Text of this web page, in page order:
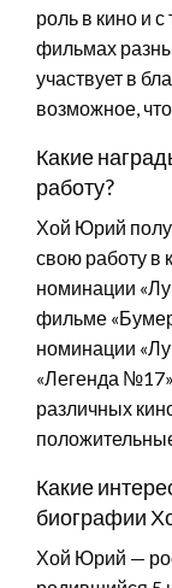
роль в кино и
фильмах
участвует в
возможное,
Какие
работу?
Хой Юрий
свою работу в
номинации
фильме
номинации
«Легенда
различных
Какие
биографии
Хой Юрий —